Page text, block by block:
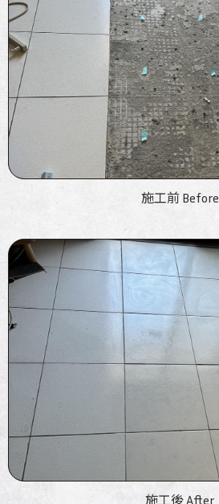
施工前 Before
施工後 After